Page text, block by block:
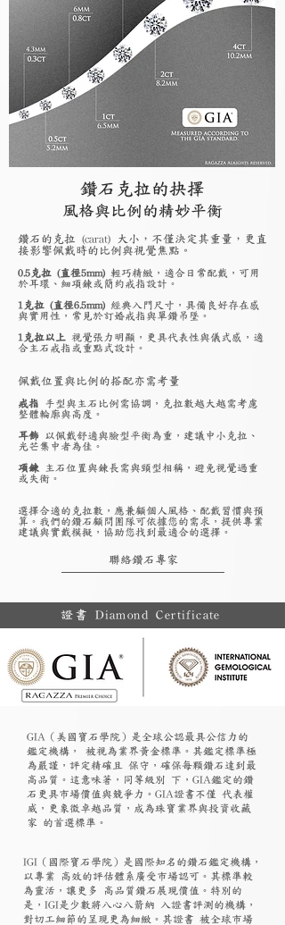
鑽石克拉的抉擇
風格與比例的精妙平衡
鑽石的克拉 (carat) 大小，不僅決定其重量，更直
接影響佩戴時的比例與視覺焦點。
0.5克拉 (直徑5mm) 輕巧精緻，適合日常配戴，可用
於耳環、細項鍊或簡約戒指設計。
1克拉 (直徑6.5mm) 經典入門尺寸，具備良好存在感
與實用性，常見於訂婚戒指與單鑽吊墜。
1克拉以上 視覺張力明顯，更具代表性與儀式感，適
合主石戒指或重點式設計。
佩戴位置與比例的搭配亦需考量
戒指 手型與主石比例需協調，克拉數越大越需考慮
整體輪廓與高度。
耳飾 以佩戴舒適與臉型平衡為重，建議中小克拉、
光芒集中者為佳。
項鍊 主石位置與鍊長需與頸型相稱，避免視覺過重
或失衡。
選擇合適的克拉數，應兼顧個人風格、配戴習慣與預
算。我們的鑽石顧問團隊可依據您的需求，提供專業
建議與實戴模擬，協助您找到最適合的選擇。
聯絡鑽石專家
證書 Diamond Certificate
GIA（美國寶石學院）是全球公認最具公信力的
鑑定機構， 被視為業界黃金標準。其鑑定標準極
為嚴謹，評定精確且 保守，確保每顆鑽石達到最
高品質。這意味著，同等級別 下，GIA鑑定的鑽
石更具市場價值與競爭力。GIA證書不僅 代表權
威，更象徵卓越品質，成為珠寶業界與投資收藏
家 的首選標準。
​IGI（國際寶石學院）是國際知名的鑽石鑑定機構，
以專業 高效的評估體系廣受市場認可。其標準較
為靈活，讓更多 高品質鑽石展現價值。特別的
是，IGI是少數將八心八箭納 入證書評測的機構，
對切工細節的呈現更為細緻。其證書 被全球市場